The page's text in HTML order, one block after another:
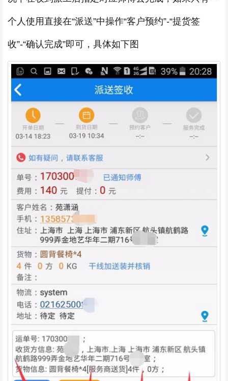
个人使用直接在“派送”中操作“客户预约”-“提货签
收”-“确认完成”即可，具体如下图